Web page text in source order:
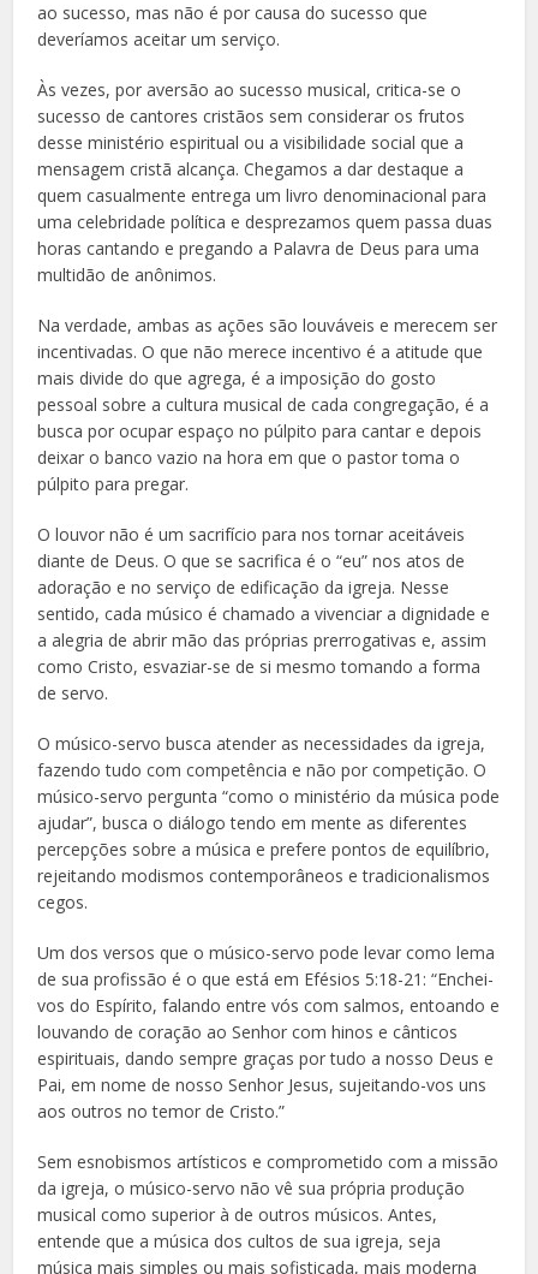
ao sucesso, mas não é por causa do sucesso que
deveríamos aceitar um serviço.
Às vezes, por aversão ao sucesso musical, critica-se o
sucesso de cantores cristãos sem considerar os frutos
desse ministério espiritual ou a visibilidade social que a
mensagem cristã alcança. Chegamos a dar destaque a
quem casualmente entrega um livro denominacional para
uma celebridade política e desprezamos quem passa duas
horas cantando e pregando a Palavra de Deus para uma
multidão de anônimos.
Na verdade, ambas as ações são louváveis e merecem ser
incentivadas. O que não merece incentivo é a atitude que
mais divide do que agrega, é a imposição do gosto
pessoal sobre a cultura musical de cada congregação, é a
busca por ocupar espaço no púlpito para cantar e depois
deixar o banco vazio na hora em que o pastor toma o
púlpito para pregar.
O louvor não é um sacrifício para nos tornar aceitáveis
diante de Deus. O que se sacrifica é o “eu” nos atos de
adoração e no serviço de edificação da igreja. Nesse
sentido, cada músico é chamado a vivenciar a dignidade e
a alegria de abrir mão das próprias prerrogativas e, assim
como Cristo, esvaziar-se de si mesmo tomando a forma
de servo.
O músico-servo busca atender as necessidades da igreja,
fazendo tudo com competência e não por competição. O
músico-servo pergunta “como o ministério da música pode
ajudar”, busca o diálogo tendo em mente as diferentes
percepções sobre a música e prefere pontos de equilíbrio,
rejeitando modismos contemporâneos e tradicionalismos
cegos.
Um dos versos que o músico-servo pode levar como lema
de sua profissão é o que está em Efésios 5:18-21: “Enchei-
vos do Espírito, falando entre vós com salmos, entoando e
louvando de coração ao Senhor com hinos e cânticos
espirituais, dando sempre graças por tudo a nosso Deus e
Pai, em nome de nosso Senhor Jesus, sujeitando-vos uns
aos outros no temor de Cristo.”
Sem esnobismos artísticos e comprometido com a missão
da igreja, o músico-servo não vê sua própria produção
musical como superior à de outros músicos. Antes,
entende que a música dos cultos de sua igreja, seja
música mais simples ou mais sofisticada, mais moderna